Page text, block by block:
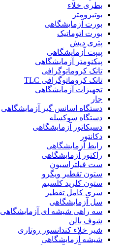
بطری خلاء
بوتیرومتر
بورت آزمایشگاهی
بورت اتوماتیک
پتری دیش
پیپت آزمایشگاهی
پیکنومتر آزمایشگاهی
تانک کروماتوگرافی
تانک کروماتوگرافی TLC
تجهیزات آزمایشگاهی
جار
دستگاه اسانس گیر آزمایشگاهی
دستگاه سوکسله
دسیکاتور آزمایشگاهی
دکانتور
رابط آزمایشگاهی
راکتور آزمایشگاهی
ست فیلتراسیون
ستون تقطیر ویگرو
ستون کلرید کلسیم
سری کامل تقطیر
سل آزمایشگاهی
سه راهی شیشه ای آزمایشگاهی
شوف بالن
شیر خلاء کندانسور روتاری
شیشه آزمایشگاهی